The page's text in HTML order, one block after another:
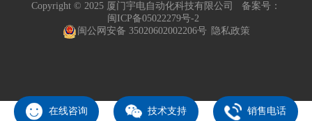
在线咨询 技术支持 销售电话
Copyright © 2025 厦门宇电自动化科技有限公司 备案号：
闽ICP备05022279号-2
闽公网安备 35020602002206号 隐私政策